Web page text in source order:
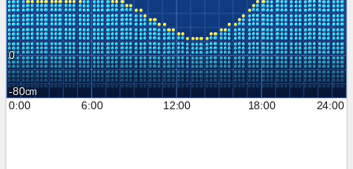
0
-80
0:00
6:00 12:00 18:00 24:00